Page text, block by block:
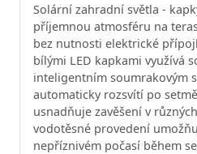
Solární zahradní světla -
příjemnou atmosféru na
bez nutnosti elektrické
bílými LED kapkami využívá
inteligentním soumrakovým
automaticky rozsvítí po
usnadňuje zavěšení v
vodotěsné provedení
nepříznivém počasí během